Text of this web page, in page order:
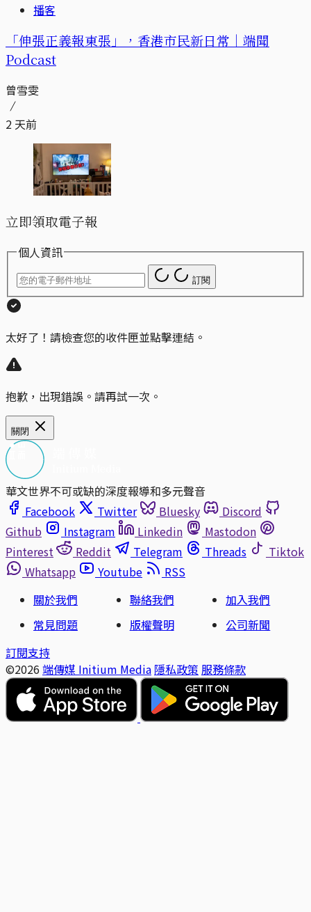
播客
「伸張正義報東張」，香港市民新日常｜端聞
Podcast
曾雪雯
2 天前
立即領取電子報
個人資訊
訂閱
太好了！請檢查您的收件匣並點擊連結。
抱歉，出現錯誤。請再試一次。
關閉
華文世界不可或缺的深度報導和多元聲音
Facebook
Twitter Bluesky
Discord
Github
Instagram Linkedin
Mastodon
Pinterest
Reddit Telegram Threads
Tiktok
Whatsapp
Youtube
RSS
關於我們
聯絡我們
加入我們
常見問題
版權聲明
公司新聞
訂閱支持
©2026 端傳媒 Initium Media 隱私政策 服務條款